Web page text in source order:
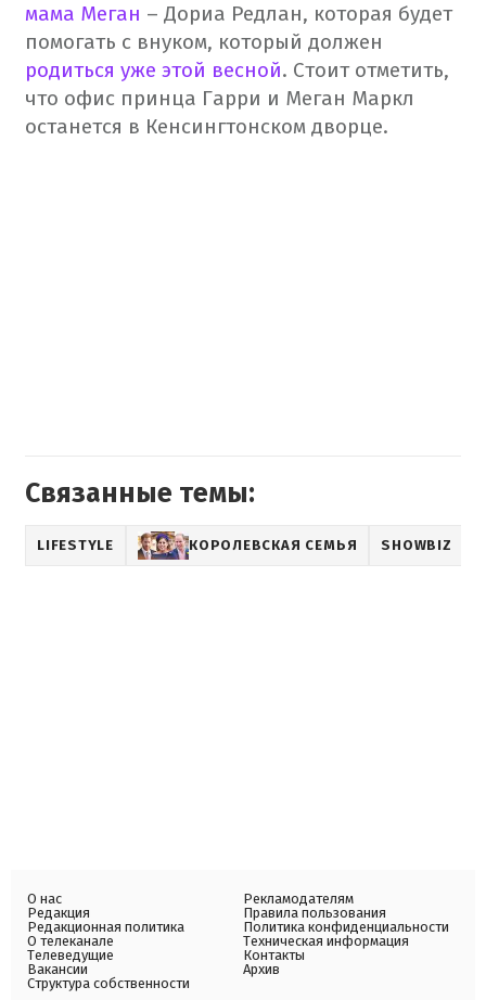
мама Меган – Дориа Редлан, которая будет
помогать с внуком, который должен
родиться уже этой весной. Стоит отметить,
что офис принца Гарри и Меган Маркл
останется в Кенсингтонском дворце.
Связанные темы:
LIFESTYLE КОРОЛЕВСКАЯ СЕМЬЯ SHOWBIZ
О нас
Редакция
Редакционная политика
О телеканале
Телеведущие
Вакансии
Структура собственности
Рекламодателям
Правила пользования
Политика конфиденциальности
Техническая информация
Контакты
Архив